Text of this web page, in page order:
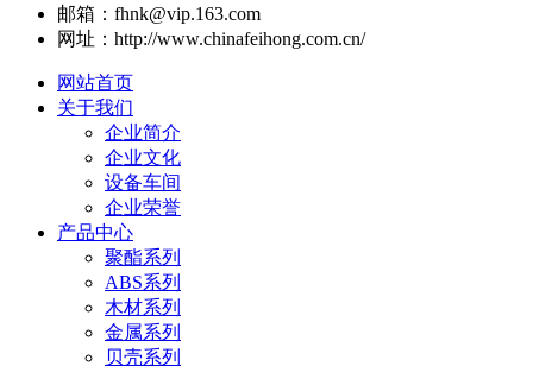
邮箱：fhnk@vip.163.com
网址：http://www.chinafeihong.com.cn/
网站首页
关于我们
企业简介
企业文化
设备车间
企业荣誉
产品中心
聚酯系列
ABS系列
木材系列
金属系列
贝壳系列